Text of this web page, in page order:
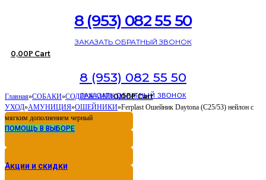
8 (953) 082 55 50
ЗАКАЗАТЬ ОБРАТНЫЙ ЗВОНОК
0,00Р Cart
8 (953) 082 55 50
ЗАКАЗАТЬ ОБРАТНЫЙ ЗВОНОК
0,00Р Cart
Главная»СОБАКИ»СОДЕРЖАНИЕ И
УХОД»АМУНИЦИЯ»ОШЕЙНИКИ»Ferplast Ошейник Daytona (C25/53) нейлон с
мягким дополнением черный
ПОМОЩЬ В ВЫБОРЕ
Акции и скидки